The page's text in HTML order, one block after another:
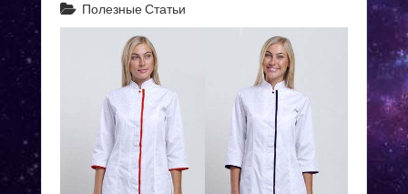
Полезные Статьи